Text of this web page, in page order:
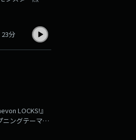
」！
23分
LOCKS!』
ニングテーマ
んッ